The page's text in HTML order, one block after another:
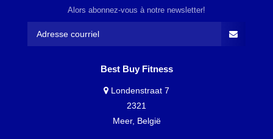
Alors abonnez-vous à notre newsletter!
Best Buy Fitness
Londenstraat 7
2321
Meer, België